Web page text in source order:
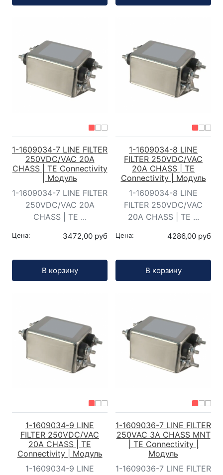
1-1609034-7 LINE FILTER
250VDC/VAC 20A
CHASS | TE Connectivity
| Модуль
1-1609034-7 LINE FILTER
250VDC/VAC 20A
CHASS | TE ...
Цена: 3472,00 руб
В корзину
1-1609034-8 LINE
FILTER 250VDC/VAC
20A CHASS | TE
Connectivity | Модуль
1-1609034-8 LINE
FILTER 250VDC/VAC
20A CHASS | TE ...
Цена: 4286,00 руб
В корзину
1-1609034-9 LINE
FILTER 250VDC/VAC
20A CHASS | TE
Connectivity | Модуль
1-1609034-9 LINE
1-1609036-7 LINE FILTER
250VAC 3A CHASS MNT
| TE Connectivity |
Модуль
1-1609036-7 LINE FILTER